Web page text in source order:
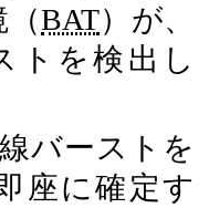
BAT）が、
トを検出し
バーストを
座に確定す